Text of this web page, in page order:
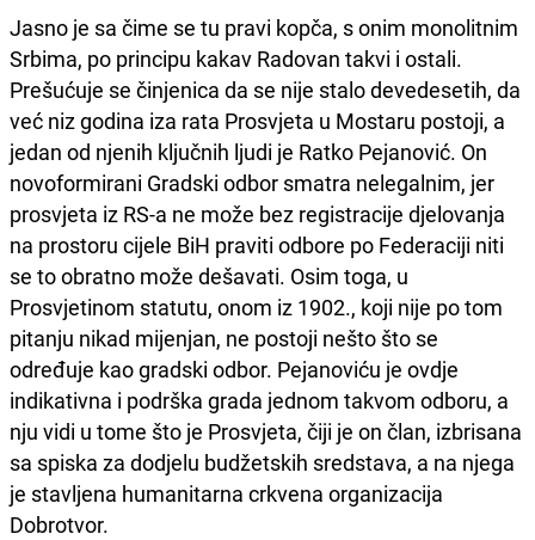
Jasno je sa čime se tu pravi kopča, s onim monolitnim
Srbima, po principu kakav Radovan takvi i ostali.
Prešućuje se činjenica da se nije stalo devedesetih, da
već niz godina iza rata Prosvjeta u Mostaru postoji, a
jedan od njenih ključnih ljudi je Ratko Pejanović. On
novoformirani Gradski odbor smatra nelegalnim, jer
prosvjeta iz RS-a ne može bez registracije djelovanja
na prostoru cijele BiH praviti odbore po Federaciji niti
se to obratno može dešavati. Osim toga, u
Prosvjetinom statutu, onom iz 1902., koji nije po tom
pitanju nikad mijenjan, ne postoji nešto što se
određuje kao gradski odbor. Pejanoviću je ovdje
indikativna i podrška grada jednom takvom odboru, a
nju vidi u tome što je Prosvjeta, čiji je on član, izbrisana
sa spiska za dodjelu budžetskih sredstava, a na njega
je stavljena humanitarna crkvena organizacija
Dobrotvor.